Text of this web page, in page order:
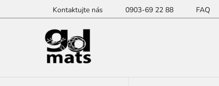
na
Kontaktujte nás 0903-69 22 88 FAQ